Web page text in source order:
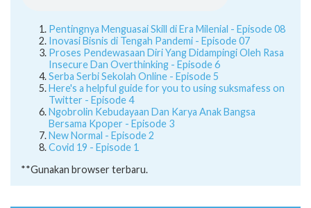
Pentingnya Menguasai Skill di Era Milenial - Episode 08
Inovasi Bisnis di Tengah Pandemi - Episode 07
Proses Pendewasaan Diri Yang Didampingi Oleh Rasa
Insecure Dan Overthinking - Episode 6
Serba Serbi Sekolah Online - Episode 5
Here's a helpful guide for you to using suksmafess on
Twitter - Episode 4
Ngobrolin Kebudayaan Dan Karya Anak Bangsa
Bersama Kpoper - Episode 3
New Normal - Episode 2
Covid 19 - Episode 1
**Gunakan browser terbaru.